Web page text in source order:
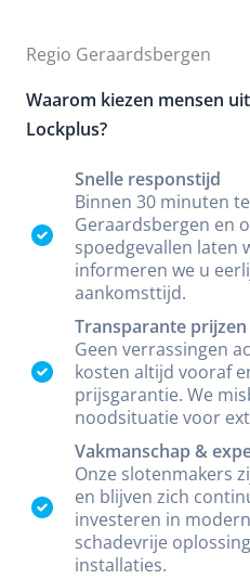
Regio Geraardsbergen
Waarom kiezen mensen
Lockplus?
Snelle responstijd
Binnen 30 minuten
Geraardsbergen en
spoedgevallen laten
informeren we u
aankomsttijd.
Transparante prijzen
Geen verrassingen
kosten altijd vooraf
prijsgarantie. We
noodsituatie voor
Vakmanschap &
Onze slotenmakers
en blijven zich
investeren in
schadevrije
installaties.